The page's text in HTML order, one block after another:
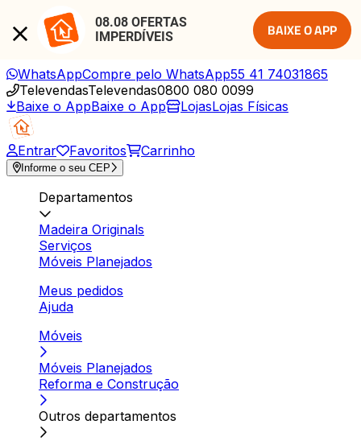
08.08 OFERTAS
IMPERDÍVEIS
BAIXE O APP
WhatsAppCompre pelo WhatsApp55 41 74031865
TelevendasTelevendas0800 080 0099
Baixe o AppBaixe o App LojasLojas Físicas
Entrar Favoritos Carrinho
Informe o seu CEP
Departamentos
Madeira Originals
Serviços
Móveis Planejados
Meus pedidos
Ajuda
Móveis
Móveis Planejados
Reforma e Construção
Outros departamentos